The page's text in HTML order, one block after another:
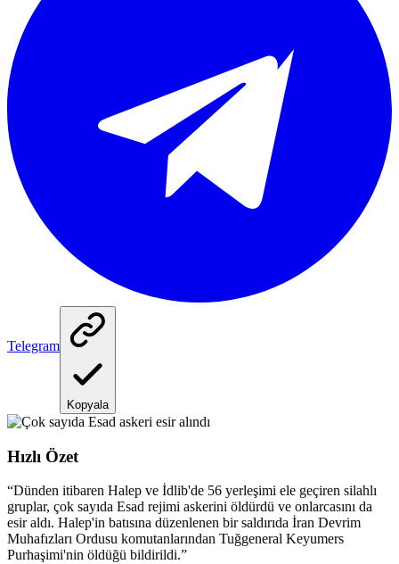
Telegram
Kopyala
Hızlı Özet
“Dünden itibaren Halep ve İdlib'de 56 yerleşimi ele geçiren silahlı
gruplar, çok sayıda Esad rejimi askerini öldürdü ve onlarcasını da
esir aldı. Halep'in batısına düzenlenen bir saldırıda İran Devrim
Muhafızları Ordusu komutanlarından Tuğgeneral Keyumers
Purhaşimi'nin öldüğü bildirildi.”